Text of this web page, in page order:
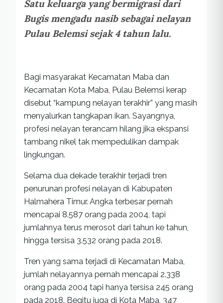
Satu keluarga yang bermigrasi dari
Bugis mengadu nasib sebagai nelayan
Pulau Belemsi sejak 4 tahun lalu.
Bagi masyarakat Kecamatan Maba dan
Kecamatan Kota Maba, Pulau Belemsi kerap
disebut “kampung nelayan terakhir” yang masih
menyalurkan tangkapan ikan. Sayangnya,
profesi nelayan terancam hilang jika ekspansi
tambang nikel tak mempedulikan dampak
lingkungan.
Selama dua dekade terakhir terjadi tren
penurunan profesi nelayan di Kabupaten
Halmahera Timur. Angka terbesar pernah
mencapai 8.587 orang pada 2004, tapi
jumlahnya terus merosot dari tahun ke tahun,
hingga tersisa 3.532 orang pada 2018.
Tren yang sama terjadi di Kecamatan Maba,
jumlah nelayannya pernah mencapai 2.338
orang pada 2004 tapi hanya tersisa 245 orang
pada 2018. Begitu juga di Kota Maba, 347